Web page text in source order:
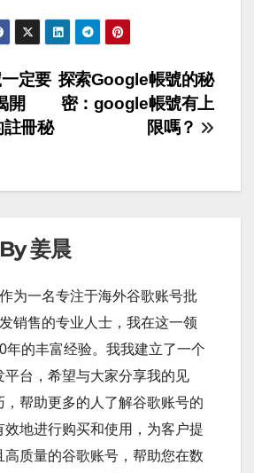
探索Google帳號的秘
密：google帳號有上
限嗎？
定要
開
冊秘
By 姜晨
作为一名专注于海外谷歌账号批
发销售的专业人士，我在这一领
年的丰富经验。我我建立了一个
平台，希望与大家分享我的见
，帮助更多的人了解谷歌账号的
效地进行购买和使用，为客户提
高质量的谷歌账号，帮助您在数